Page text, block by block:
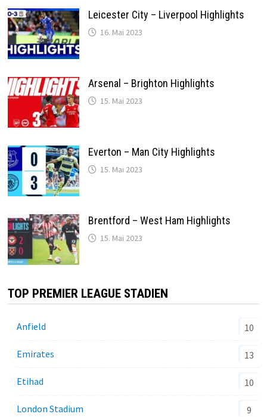
Leicester City – Liverpool Highlights
16. Mai 2023
Arsenal – Brighton Highlights
15. Mai 2023
Everton – Man City Highlights
15. Mai 2023
Brentford – West Ham Highlights
15. Mai 2023
TOP PREMIER LEAGUE STADIEN
Anfield 10
Emirates 13
Etihad 10
London Stadium 9